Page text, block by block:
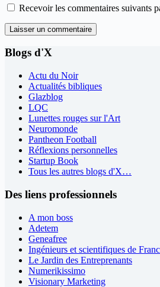
Recevoir les commentaires suivants
Laisser un commentaire
Blogs d'X
Actu du Noir
Actualités bibliques
Glazblog
LQC
Lunettes rouges sur l'Art
Neuromonde
Pantheon Football
Réflexions personnelles
Startup Book
Tous les autres blogs d'X…
Des liens professionnels
A mon boss
Adetem
Geneafree
Ingénieurs et scientifiques de
Le Jardin des Entreprenants
Numerikissimo
Visionary Marketing